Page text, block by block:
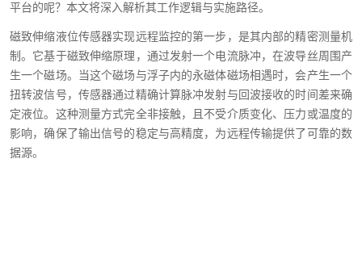
平台的呢？本文将深入解析其工作逻辑与实施路径。
磁致伸缩液位传感器实现远程监控的第一步，是其内部的精密测量机
制。它基于磁致伸缩原理，通过发射一个电流脉冲，在波导丝周围产
生一个磁场。当这个磁场与浮子内的永磁体磁场相遇时，会产生一个
扭转波信号，传感器通过精确计算脉冲发射与回波接收的时间差来确
定液位。这种测量方式完全非接触，且不受介质变化、压力或温度的
影响，确保了输出信号的稳定与高精度，为远程传输提供了可靠的数
据源。